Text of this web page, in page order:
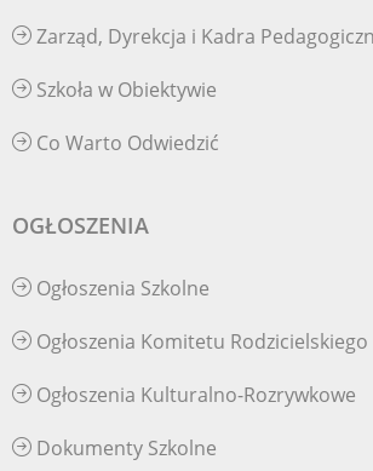
Zarząd, Dyrekcja i Kadra
Szkoła w Obiektywie
Co Warto Odwiedzić
OGŁOSZENIA
Ogłoszenia Szkolne
Ogłoszenia Komitetu Rodzicielskiego
Ogłoszenia Kulturalno-Rozrywkowe
Dokumenty Szkolne